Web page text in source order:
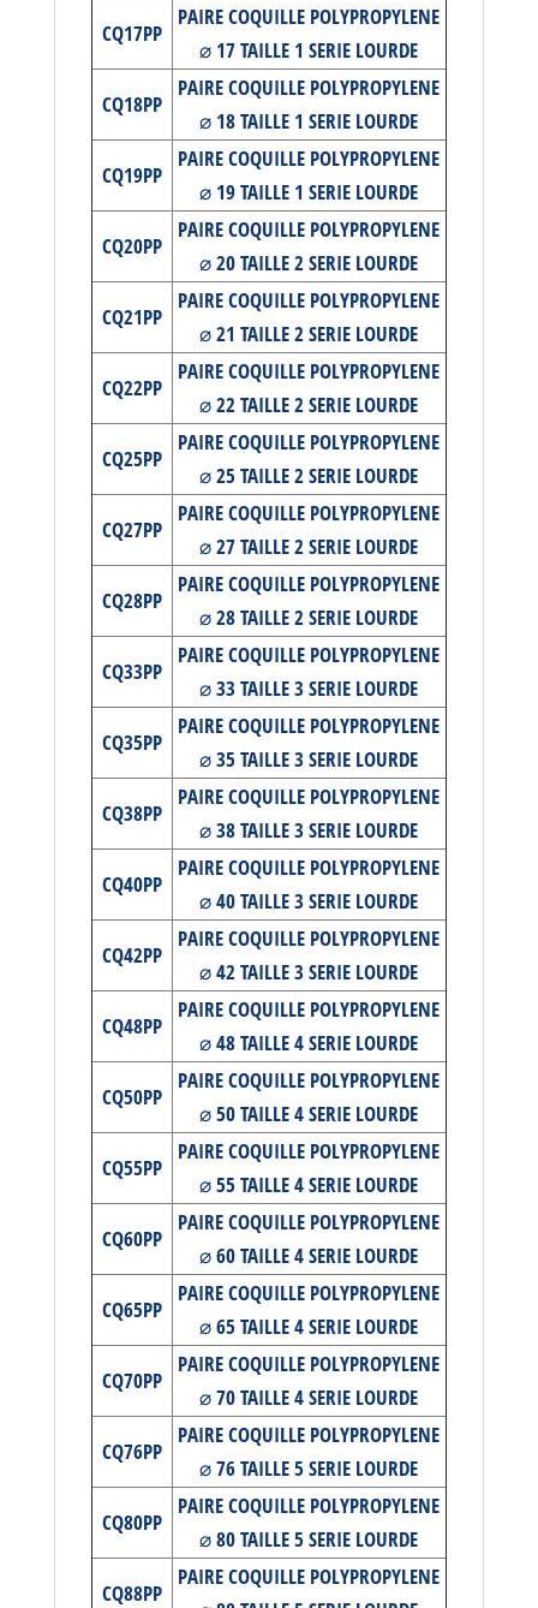
CQ17PP
PAIRE COQUILLE POLYPROPYLENE
⌀ 17 TAILLE 1 SERIE LOURDE
CQ18PP
PAIRE COQUILLE POLYPROPYLENE
⌀ 18 TAILLE 1 SERIE LOURDE
CQ19PP
PAIRE COQUILLE POLYPROPYLENE
⌀ 19 TAILLE 1 SERIE LOURDE
CQ20PP
PAIRE COQUILLE POLYPROPYLENE
⌀ 20 TAILLE 2 SERIE LOURDE
CQ21PP
PAIRE COQUILLE POLYPROPYLENE
⌀ 21 TAILLE 2 SERIE LOURDE
CQ22PP
PAIRE COQUILLE POLYPROPYLENE
⌀ 22 TAILLE 2 SERIE LOURDE
CQ25PP
PAIRE COQUILLE POLYPROPYLENE
⌀ 25 TAILLE 2 SERIE LOURDE
CQ27PP
PAIRE COQUILLE POLYPROPYLENE
⌀ 27 TAILLE 2 SERIE LOURDE
CQ28PP
PAIRE COQUILLE POLYPROPYLENE
⌀ 28 TAILLE 2 SERIE LOURDE
CQ33PP
PAIRE COQUILLE POLYPROPYLENE
⌀ 33 TAILLE 3 SERIE LOURDE
CQ35PP
PAIRE COQUILLE POLYPROPYLENE
⌀ 35 TAILLE 3 SERIE LOURDE
CQ38PP
PAIRE COQUILLE POLYPROPYLENE
⌀ 38 TAILLE 3 SERIE LOURDE
CQ40PP
PAIRE COQUILLE POLYPROPYLENE
⌀ 40 TAILLE 3 SERIE LOURDE
CQ42PP
PAIRE COQUILLE POLYPROPYLENE
⌀ 42 TAILLE 3 SERIE LOURDE
CQ48PP
PAIRE COQUILLE POLYPROPYLENE
⌀ 48 TAILLE 4 SERIE LOURDE
CQ50PP
PAIRE COQUILLE POLYPROPYLENE
⌀ 50 TAILLE 4 SERIE LOURDE
CQ55PP
PAIRE COQUILLE POLYPROPYLENE
⌀ 55 TAILLE 4 SERIE LOURDE
CQ60PP
PAIRE COQUILLE POLYPROPYLENE
⌀ 60 TAILLE 4 SERIE LOURDE
CQ65PP
PAIRE COQUILLE POLYPROPYLENE
⌀ 65 TAILLE 4 SERIE LOURDE
CQ70PP
PAIRE COQUILLE POLYPROPYLENE
⌀ 70 TAILLE 4 SERIE LOURDE
CQ76PP
PAIRE COQUILLE POLYPROPYLENE
⌀ 76 TAILLE 5 SERIE LOURDE
CQ80PP
PAIRE COQUILLE POLYPROPYLENE
⌀ 80 TAILLE 5 SERIE LOURDE
CQ88PP
PAIRE COQUILLE POLYPROPYLENE